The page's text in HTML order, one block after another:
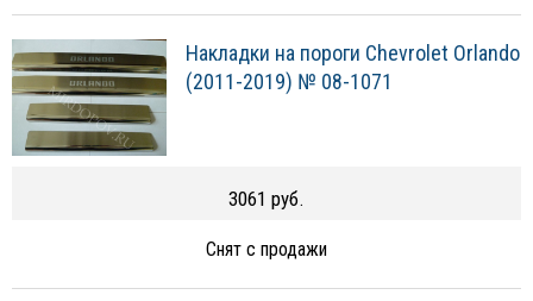
Накладки на пороги Chevrolet Orlando
(2011-2019) № 08-1071
3061 руб.
Снят с продажи